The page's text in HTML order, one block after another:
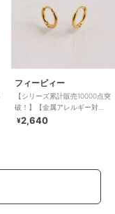
フィービィー
【シリーズ累計販売10000点突
破！】【金属アレルギー対
応】ミニフープピアス サー
¥2,640